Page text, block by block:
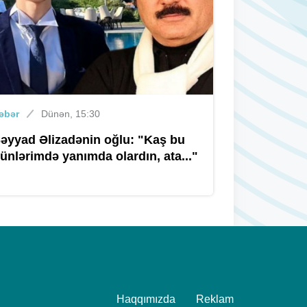
mərhələsi başlayır
Xəbər Dünən, 09:40
Xocəsəndə avtoyuma məntəqəsi
05 avqust 2026, 18:15
Dünən, 15:30
Əlizadənin oğlu: "Kaş bu
yanımda olardın, ata..."
Haqqımızda Reklam